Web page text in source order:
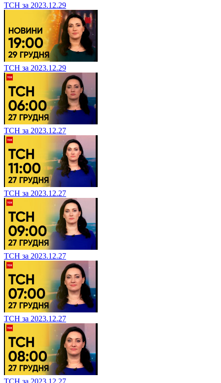
ТСН за 2023.12.29
ТСН за 2023.12.29
ТСН за 2023.12.27
ТСН за 2023.12.27
ТСН за 2023.12.27
ТСН за 2023.12.27
ТСН за 2023.12.27